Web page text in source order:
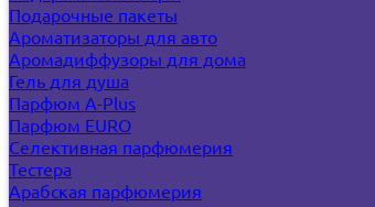
Подарочные пакеты
Ароматизаторы для авто
Аромадиффузоры для дома
Гель для душа
Парфюм A-Plus
Парфюм EURO
Селективная парфюмерия
Тестера
Арабская парфюмерия